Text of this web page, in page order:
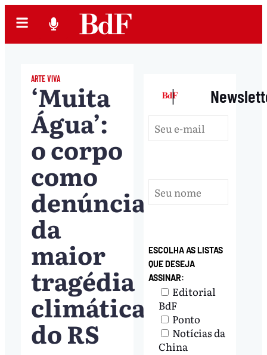
ARTE VIVA
‘Muita
Água’:
o corpo
como
denúncia
da
maior
tragédia
climática
do RS
|
ESCOLHA AS LISTAS
QUE DESEJA
ASSINAR:
Editorial
BdF
Ponto
Notícias da
China